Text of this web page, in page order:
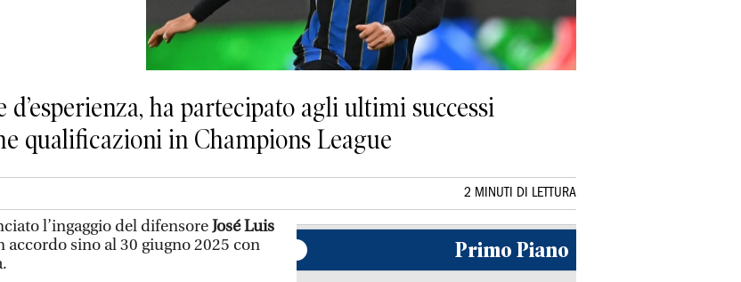
ha partecipato agli ultimi successi
qualificazioni in Champions League
2 MINUTI DI LETTURA
l’ingaggio del difensoreJosé Luis
sino al 30 giugno 2025 con
Primo Piano